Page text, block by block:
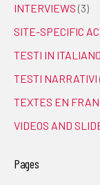
INTERVIEWS (3)
SITE-SPECIFIC
TESTI IN ITALIANO
TESTI NARRATIVI
TEXTES EN
VIDEOS AND
Pages